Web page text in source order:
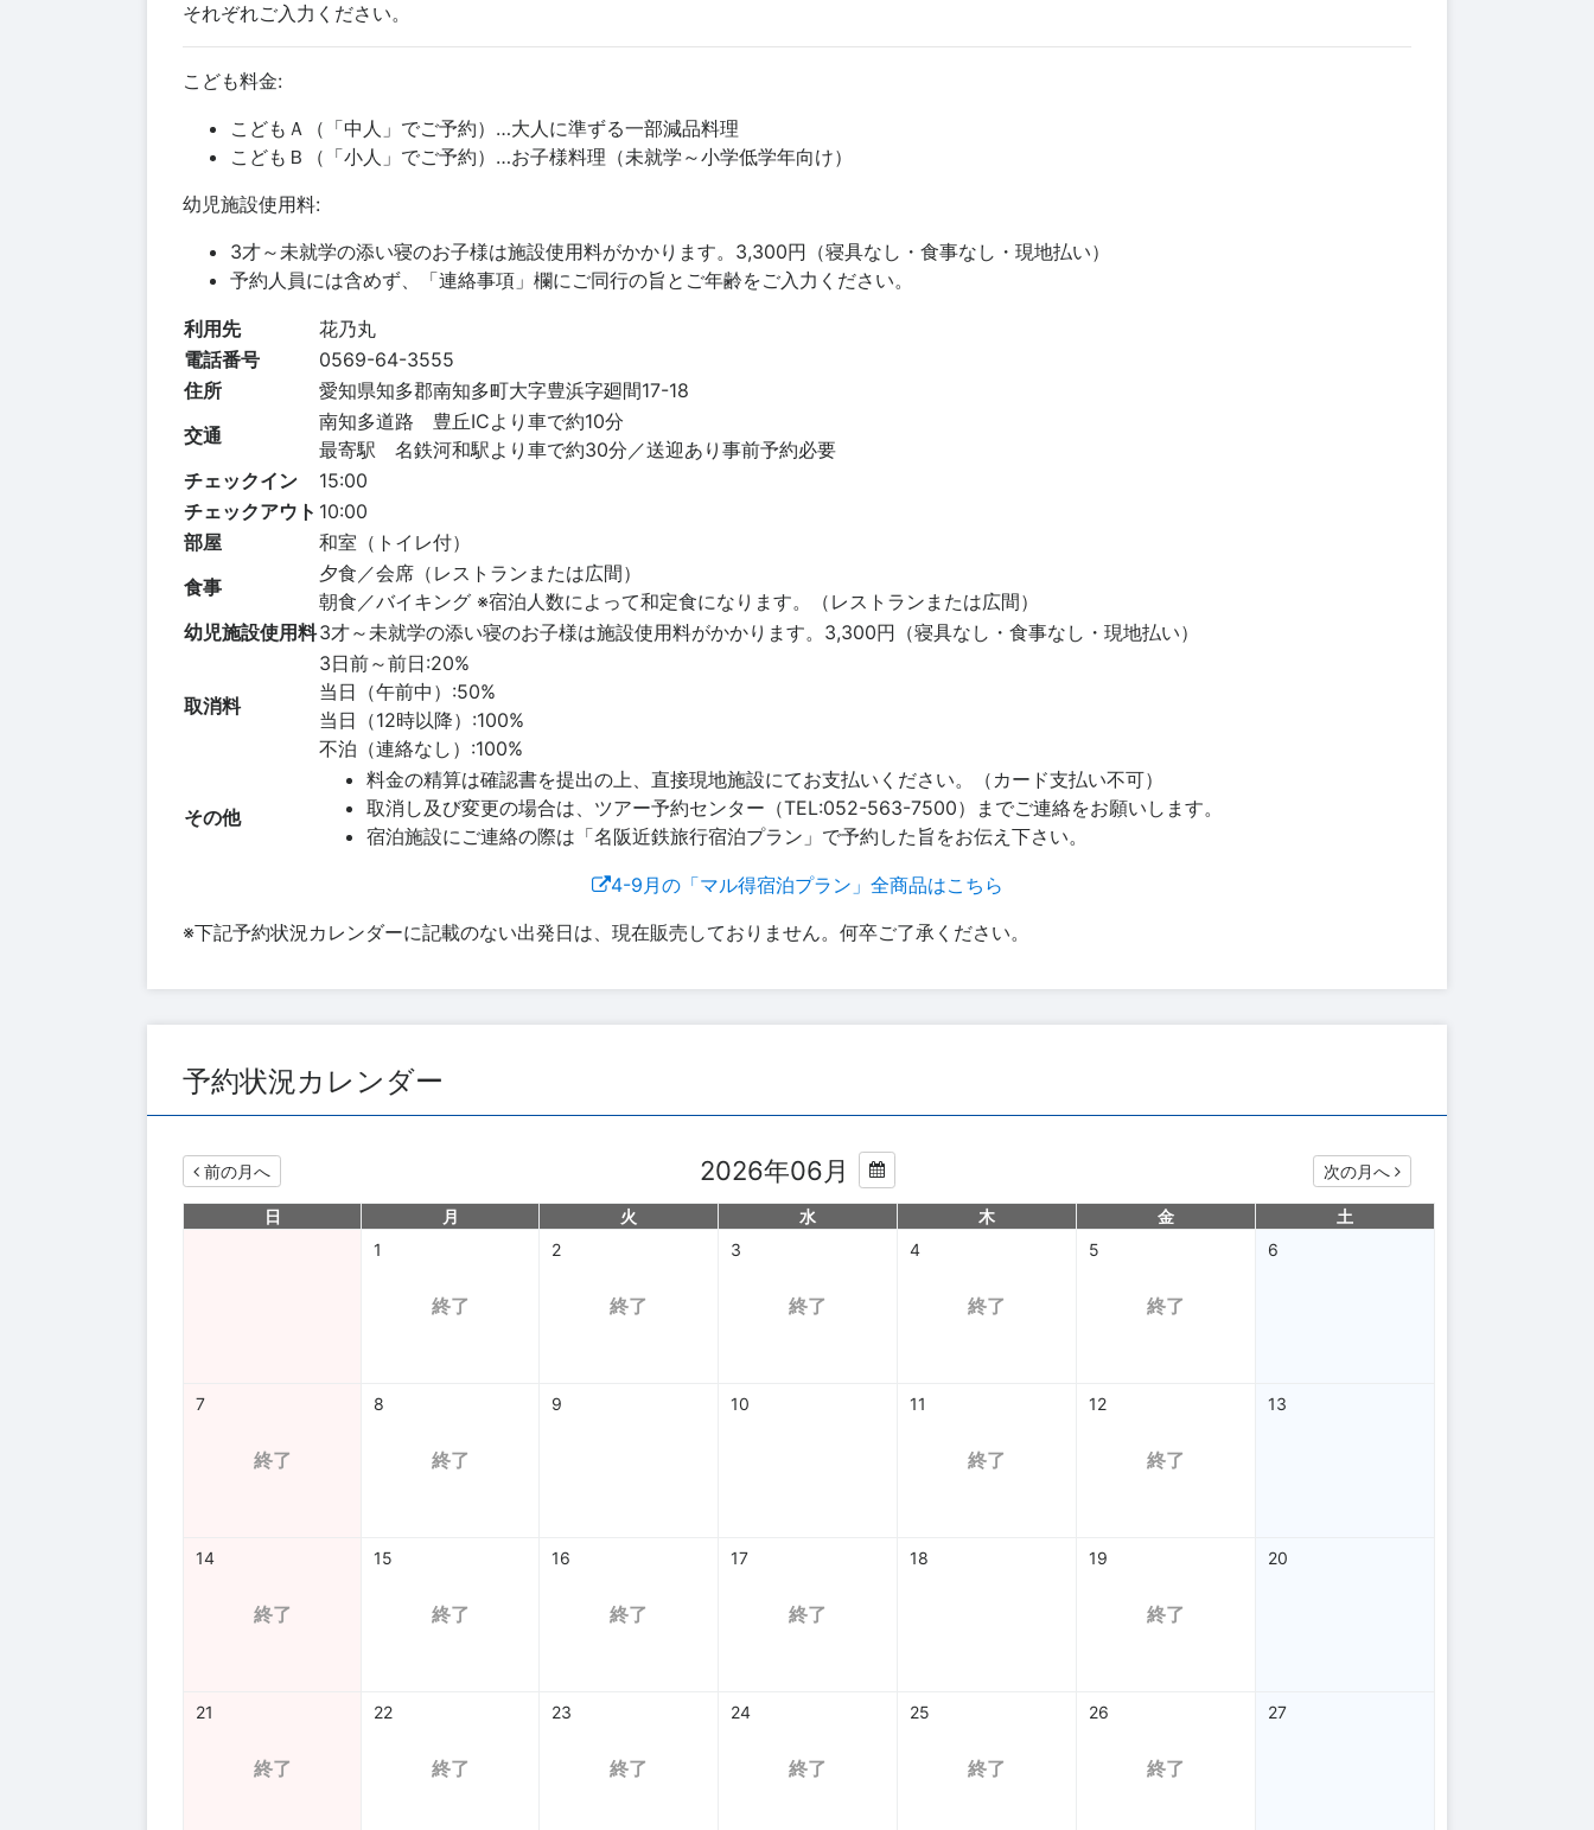
それぞれご入力ください。
こども料金:
こどもＡ（「中人」でご予約）…大人に準ずる一部減品料理
こどもＢ（「小人」でご予約）…お子様料理（未就学～小学低学年向け）
幼児施設使用料:
3才～未就学の添い寝のお子様は施設使用料がかかります。3,300円（寝具なし・食事なし・現地払い）
予約人員には含めず、「連絡事項」欄にご同行の旨とご年齢をご入力ください。
利用先
花乃丸
電話番号
0569-64-3555
住所
愛知県知多郡南知多町大字豊浜字廻間17-18
交通
南知多道路 豊丘ICより車で約10分
最寄駅 名鉄河和駅より車で約30分／送迎あり事前予約必要
チェックイン
15:00
チェックアウト 10:00
部屋
和室（トイレ付）
食事
夕食／会席（レストランまたは広間）
朝食／バイキング ※宿泊人数によって和定食になります。（レストランまたは広間）
幼児施設使用料3才～未就学の添い寝のお子様は施設使用料がかかります。3,300円（寝具なし・食事なし・現地払い）
取消料
3日前～前日:20%
当日（午前中）:50%
当日（12時以降）:100%
不泊（連絡なし）:100%
その他
料金の精算は確認書を提出の上、直接現地施設にてお支払いください。（カード支払い不可）
取消し及び変更の場合は、ツアー予約センター（TEL:052-563-7500）までご連絡をお願いします。
宿泊施設にご連絡の際は「名阪近鉄旅行宿泊プラン」で予約した旨をお伝え下さい。
4-9月の「マル得宿泊プラン」全商品はこちら
※下記予約状況カレンダーに記載のない出発日は、現在販売しておりません。何卒ご了承ください。
予約状況カレンダー
前の月へ 2026年06月 次の月へ
日 月 火 水 木 金
土
1
終了
2
終了
3
終了
4
終了
5
終了
6
7
終了
8
終了
9 10 11
終了
12
終了
13
14
終了
15
終了
16
終了
17
終了
18 19
終了
20
21
終了
22
終了
23
終了
24
終了
25
終了
26
終了
27